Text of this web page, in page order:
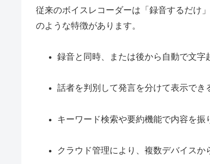
従来のボイスレコーダーは「録音するだけ
のような特徴があります。
録音と同時、または後から自動で文字
話者を判別して発言を分けて表示でき
キーワード検索や要約機能で内容を振
クラウド管理により、複数デバイスか